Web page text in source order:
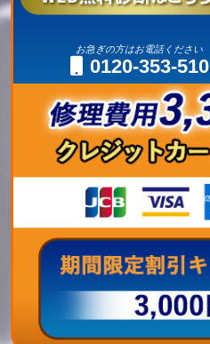
お急ぎの方はお電話ください
0120-353-510